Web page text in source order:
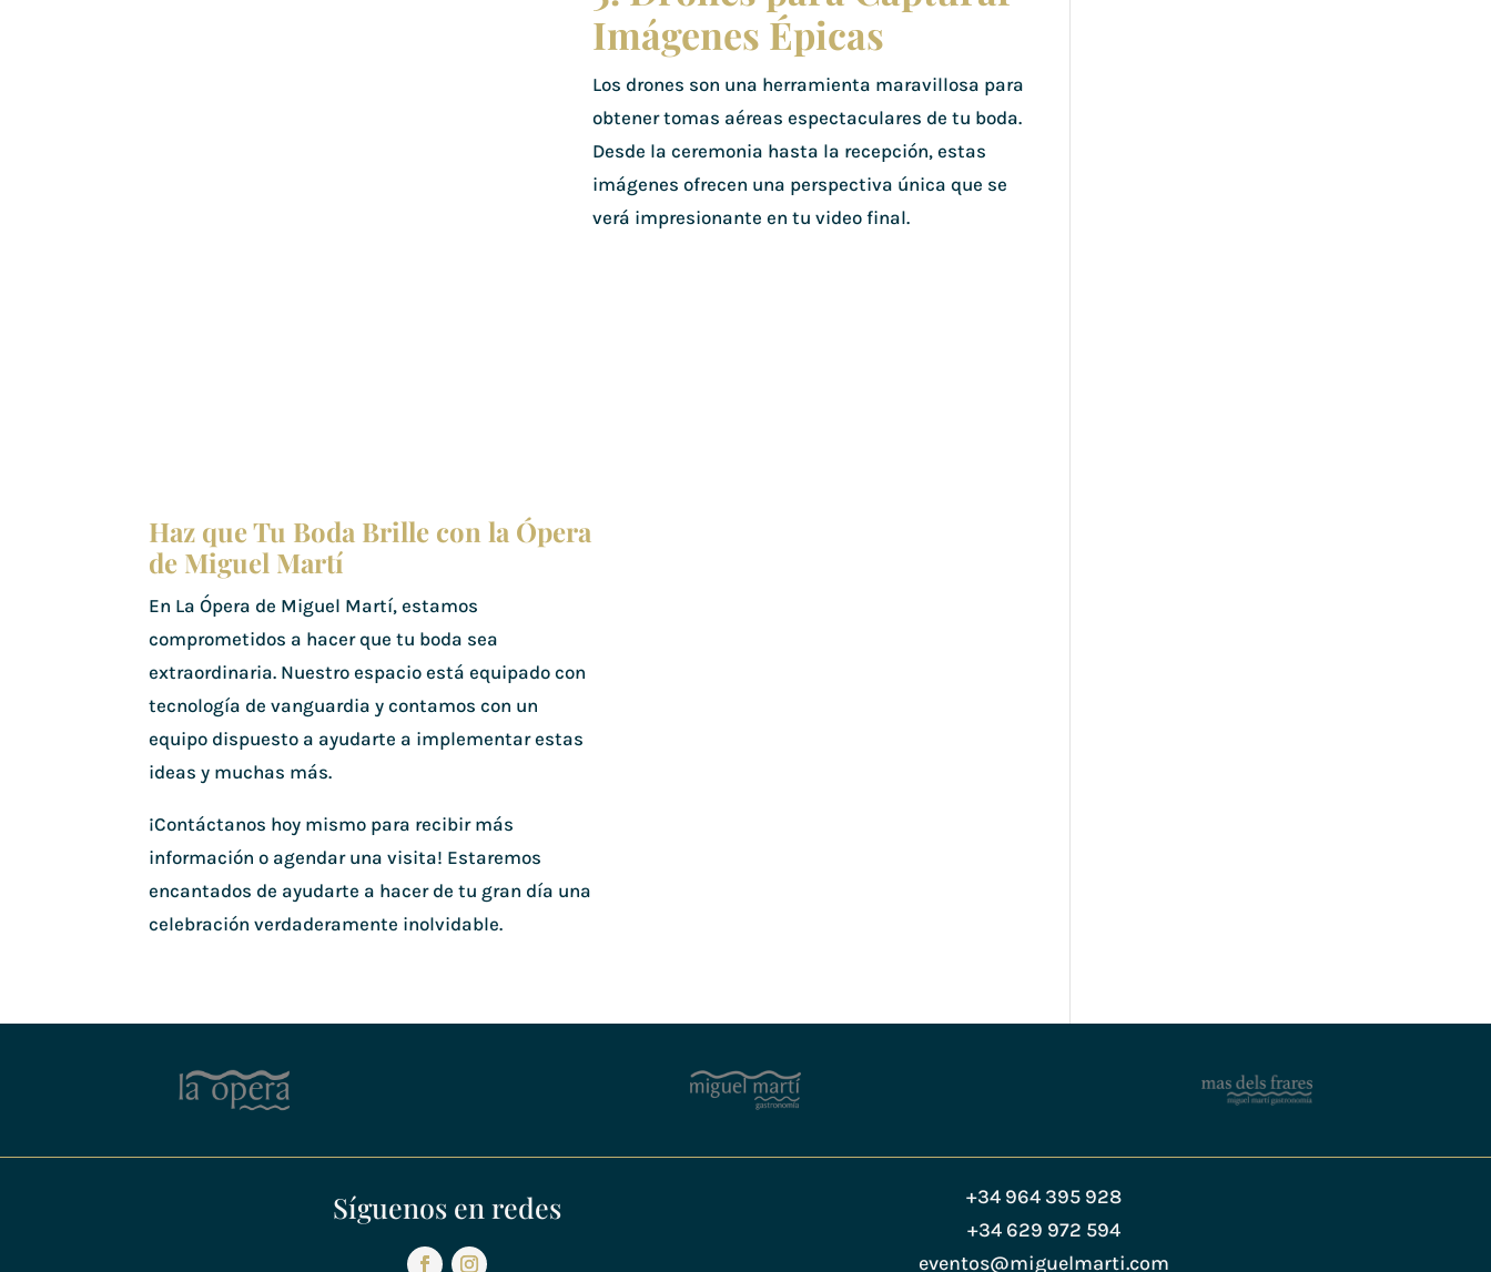
Haz que Tu Boda Brille con la Ópera
de Miguel Martí
En La Ópera de Miguel Martí, estamos
comprometidos a hacer que tu boda sea
extraordinaria. Nuestro espacio está equipado con
tecnología de vanguardia y contamos con un
equipo dispuesto a ayudarte a implementar estas
ideas y muchas más.
¡Contáctanos hoy mismo para recibir más
información o agendar una visita! Estaremos
encantados de ayudarte a hacer de tu gran día una
celebración verdaderamente inolvidable.
Imágenes Épicas
Los drones son una herramienta maravillosa para
obtener tomas aéreas espectaculares de tu boda.
Desde la ceremonia hasta la recepción, estas
imágenes ofrecen una perspectiva única que se
verá impresionante en tu video final.
Síguenos en redes
+34 964 395 928
+34 629 972 594
eventos@miguelmarti.com